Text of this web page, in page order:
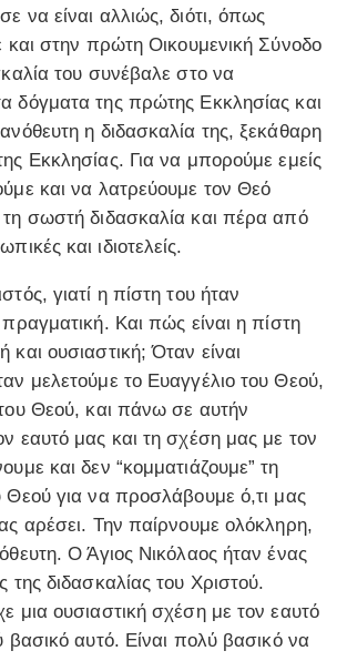
να είναι αλλιώς, διότι, όπως
και στην πρώτη Οικουμενική Σύνοδο
του συνέβαλε στο να
δόγματα της πρώτης Εκκλησίας και
η διδασκαλία της, ξεκάθαρη
Εκκλησίας. Για να μπορούμε εμείς
και να λατρεύουμε τον Θεό
σωστή διδασκαλία και πέρα από
και ιδιοτελείς.
γιατί η πίστη του ήταν
πραγματική. Και πώς είναι η πίστη
και ουσιαστική; Όταν είναι
μελετούμε το Ευαγγέλιο του Θεού,
Θεού, και πάνω σε αυτήν
εαυτό μας και τη σχέση μας με τον
και δεν “κομματιάζουμε” τη
Θεού για να προσλάβουμε ό,τι μας
αρέσει. Την παίρνουμε ολόκληρη,
Ο Άγιος Νικόλαος ήταν ένας
της διδασκαλίας του Χριστού.
μια ουσιαστική σχέση με τον εαυτό
βασικό αυτό. Είναι πολύ βασικό να